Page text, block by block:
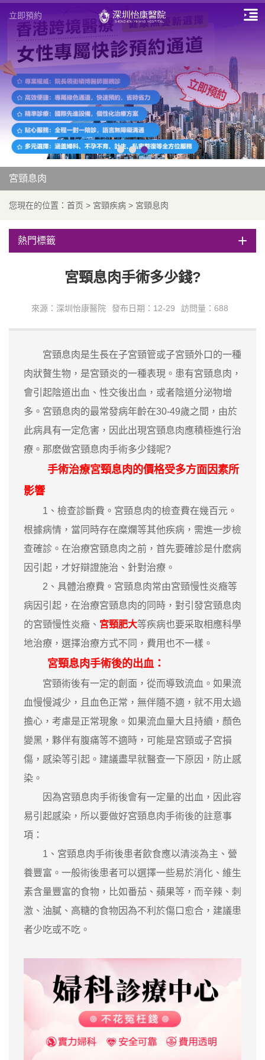
立即預約
宮頸息肉
您現在的位置： 首页 > 宮頸疾病 > 宮頸息肉
熱門標籤
宮頸息肉手術多少錢?
來源：深圳怡康醫院 發布日期：12-29 訪問量：688
宮頸息肉是生長在子宮頸管或子宮頸外口的一種
肉狀贅生物，是宮頸炎的一種表現。患有宮頸息肉，
會引起陰道出血、性交後出血，或者陰道分泌物增
多。宮頸息肉的最常發病年齡在30-49歲之間，由於
此病具有一定危害，因此出現宮頸息肉應積極進行治
療。那麽做宮頸息肉手術多少錢呢?
手術治療宮頸息肉的價格受多方面因素所
影響
1、檢查診斷費。宮頸息肉的檢查費在幾百元。
根據病情，當同時存在糜爛等其他疾病，需進一步檢
查確診。在治療宮頸息肉之前，首先要確診是什麽病
因引起，才好辯證施治、針對治療。
2、具體治療費。宮頸息肉常由宮頸慢性炎癥等
病因引起，在治療宮頸息肉的同時，對引發宮頸息肉
的宮頸慢性炎癥、 宮頸肥大等疾病也要采取相應科學
地治療，選擇治療方式不同，費用也不一樣。
宮頸息肉手術後的出血：
宮頸術後有一定的創面，從而導致流血。如果流
血慢慢減少，且血色正常，無伴隨不適，就不用太過
擔心，考慮是正常現象。如果流血量大且持續，顏色
變黑，夥伴有腹痛等不適時，可能是宮頸或子宮損
傷，感染等引起。建議盡早就醫查一下原因，防止感
染。
因為宮頸息肉手術後會有一定量的出血，因此容
易引起感染，所以要做好宮頸息肉手術後的註意事
項：
1、宮頸息肉手術後患者飲食應以清淡為主、營
養豐富。一般術後患者可以選擇一些易於消化、維生
素含量豐富的食物，比如番茄、蘋果等，而辛辣、刺
激、油膩、高糖的食物因為不利於傷口愈合，建議患
者少吃或不吃。